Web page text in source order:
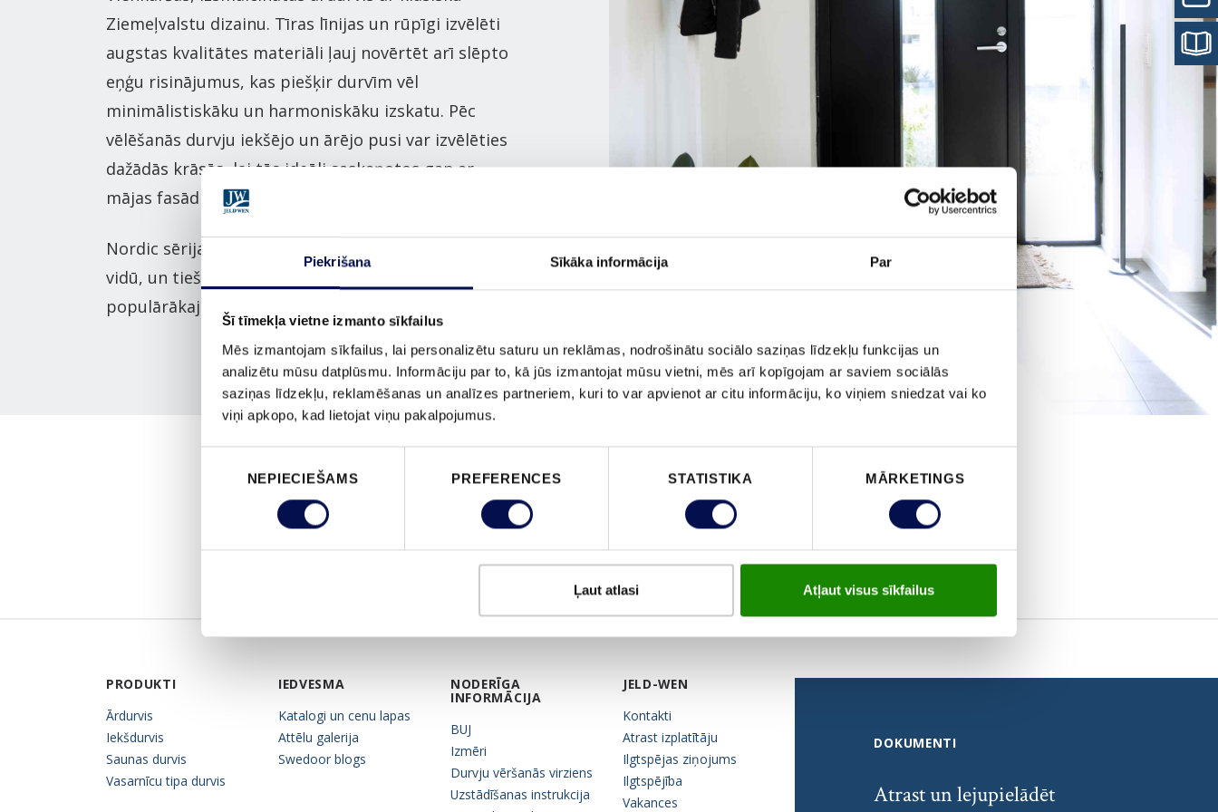
Piekrišana Sīkāka informācija Par
Šī tīmekļa vietne izmanto sīkfailus
Mēs izmantojam sīkfailus, lai personalizētu saturu un reklāmas, nodrošinātu sociālo saziņas līdzekļu funkcijas un
analizētu mūsu datplūsmu. Informāciju par to, kā jūs izmantojat mūsu vietni, mēs arī kopīgojam ar saviem sociālās
saziņas līdzekļu, reklamēšanas un analīzes partneriem, kuri to var apvienot ar citu informāciju, ko viņiem sniedzat vai ko
viņi apkopo, kad lietojat viņu pakalpojumus.
NEPIECIEŠAMS PREFERENCES STATISTIKA MĀRKETINGS
Ļaut atlasi Atļaut visus sīkfailus
Ziemeļvalstu dizainu. Tīras līnijas un rūpīgi izvēlēti
augstas kvalitātes materiāli ļauj novērtēt arī slēpto
eņģu risinājumus, kas piešķir durvīm vēl
minimālistiskāku un harmoniskāku izskatu. Pēc
vēlēšanās durvju iekšējo un ārējo pusi var izvēlēties
dažādās krāsās, lai tās ideāli saskaņotos gan ar
mājas fasādi, gan interjeru.
Nordic sērijas durvis ir iecienītas daudzu klientu
vidū, un tieši tāpēc tās ir arī viens no mūsu
populārākajiem piedāvājumiem.
PRODUKTI
Ārdurvis
Iekšdurvis
Saunas durvis
Vasarnīcu tipa durvis
IEDVESMA
Katalogi un cenu lapas
Attēlu galerija
Swedoor blogs
NODERĪGA
INFORMĀCIJA
BUJ
Izmēri
Durvju vēršanās virziens
Uzstādīšanas instrukcija
JELD-WEN
Kontakti
Atrast izplatītāju
Ilgtspējas ziņojums
Ilgtspējība
Vakances
DOKUMENTI
Atrast un lejupielādēt